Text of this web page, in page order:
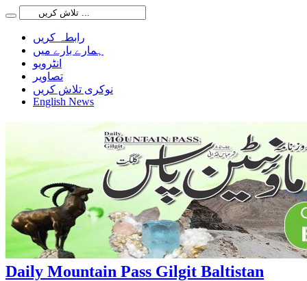
رابطہ کریں
ہمارے بارے میں
انٹرویو
تصاویر
نوکری تلاش کریں
English News
Daily Mountain Pass Gilgit Baltistan